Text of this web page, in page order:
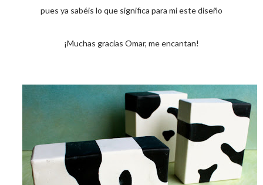
pues ya sabéis lo que significa para mi este diseño
¡Muchas gracias Omar, me encantan!